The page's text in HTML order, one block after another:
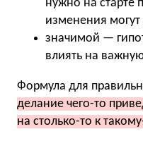
нужно на старте
изменения могут
значимой —
влиять на
Формула для
делание чего-то
на столько-то к